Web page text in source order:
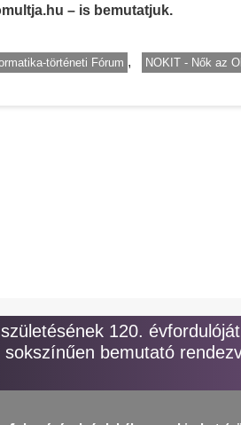
– is bemutatjuk.
történeti Fórum NOKIT - Nők az
120.
bemutató